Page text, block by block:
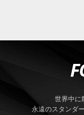
世界中に
永遠のスタンダ